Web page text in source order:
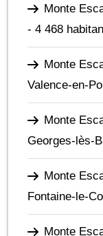
Monte
- 4 468
Monte
Valence-en-
Monte
Georges-lès-
Monte
Fontaine-le-
Monte